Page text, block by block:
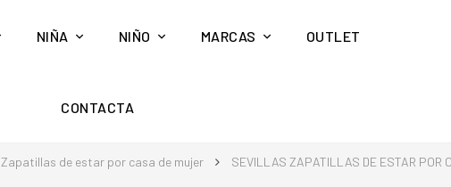
NIÑA NIÑO MARCAS OUTLET
CONTACTA
Zapatillas de estar por casa de mujer
SEVILLAS ZAPATILLAS DE ESTAR POR